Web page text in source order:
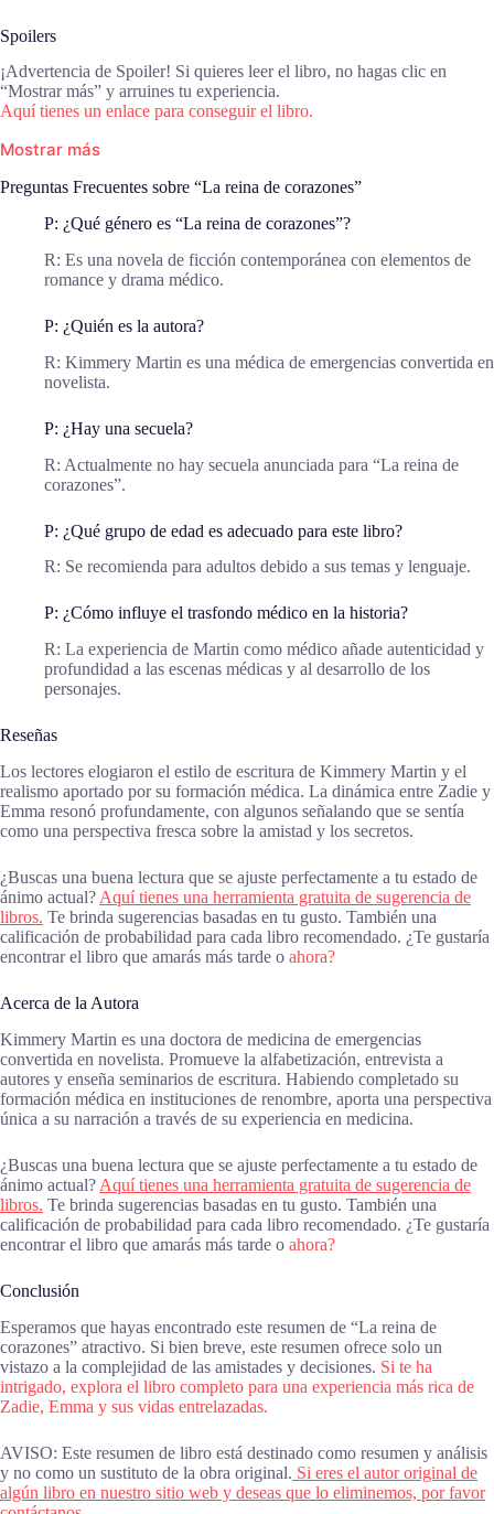
Spoilers
¡Advertencia de Spoiler! Si quieres leer el libro, no hagas clic en
“Mostrar más” y arruines tu experiencia.
Aquí tienes un enlace para conseguir el libro.
Mostrar más
Preguntas Frecuentes sobre “La reina de corazones”
P: ¿Qué género es “La reina de corazones”?
R: Es una novela de ficción contemporánea con elementos de
romance y drama médico.
P: ¿Quién es la autora?
R: Kimmery Martin es una médica de emergencias convertida en
novelista.
P: ¿Hay una secuela?
R: Actualmente no hay secuela anunciada para “La reina de
corazones”.
P: ¿Qué grupo de edad es adecuado para este libro?
R: Se recomienda para adultos debido a sus temas y lenguaje.
P: ¿Cómo influye el trasfondo médico en la historia?
R: La experiencia de Martin como médico añade autenticidad y
profundidad a las escenas médicas y al desarrollo de los
personajes.
Reseñas
Los lectores elogiaron el estilo de escritura de Kimmery Martin y el
realismo aportado por su formación médica. La dinámica entre Zadie y
Emma resonó profundamente, con algunos señalando que se sentía
como una perspectiva fresca sobre la amistad y los secretos.
¿Buscas una buena lectura que se ajuste perfectamente a tu estado de
ánimo actual? Aquí tienes una herramienta gratuita de sugerencia de
libros. Te brinda sugerencias basadas en tu gusto. También una
calificación de probabilidad para cada libro recomendado. ¿Te gustaría
encontrar el libro que amarás más tarde o ahora?
Acerca de la Autora
Kimmery Martin es una doctora de medicina de emergencias
convertida en novelista. Promueve la alfabetización, entrevista a
autores y enseña seminarios de escritura. Habiendo completado su
formación médica en instituciones de renombre, aporta una perspectiva
única a su narración a través de su experiencia en medicina.
¿Buscas una buena lectura que se ajuste perfectamente a tu estado de
ánimo actual? Aquí tienes una herramienta gratuita de sugerencia de
libros. Te brinda sugerencias basadas en tu gusto. También una
calificación de probabilidad para cada libro recomendado. ¿Te gustaría
encontrar el libro que amarás más tarde o ahora?
Conclusión
Esperamos que hayas encontrado este resumen de “La reina de
corazones” atractivo. Si bien breve, este resumen ofrece solo un
vistazo a la complejidad de las amistades y decisiones. Si te ha
intrigado, explora el libro completo para una experiencia más rica de
Zadie, Emma y sus vidas entrelazadas.
AVISO: Este resumen de libro está destinado como resumen y análisis
y no como un sustituto de la obra original. Si eres el autor original de
algún libro en nuestro sitio web y deseas que lo eliminemos, por favor